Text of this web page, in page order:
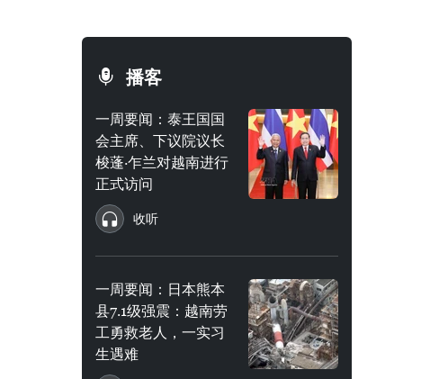
播客
一周要闻：泰王国国
会主席、下议院议长
梭蓬·乍兰对越南进行
正式访问
收听
一周要闻：日本熊本
县7.1级强震：越南劳
工勇救老人，一实习
生遇难